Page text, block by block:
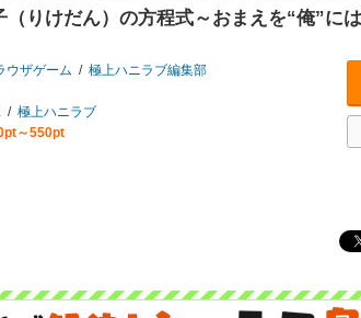
（りけだん）の方程式～おまえを“俺”に
ウザゲーム / 極上ハニラブ編集部
/ 極上ハニラブ
～550pt